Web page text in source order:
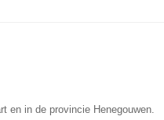
en in de provincie Henegouwen.